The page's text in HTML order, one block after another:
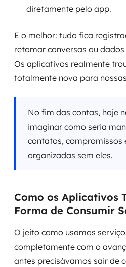
diretamente pelo app.
E o melhor: tudo fica
retomar conversas ou
Os aplicativos realmente
totalmente nova para
No fim das contas, hoje
imaginar como seria
contatos, compromissos
organizadas sem eles.
Como os Aplicativos
Forma de Consumir
O jeito como usamos
completamente com o
antes precisávamos sair de